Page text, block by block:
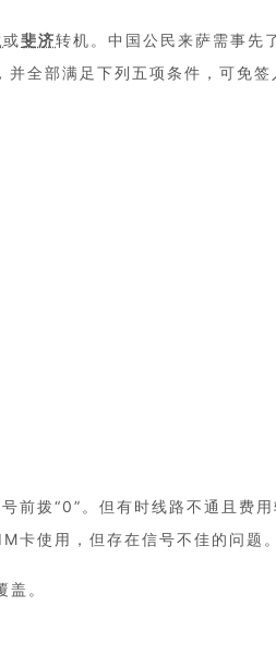
或斐济转机。中国公民来萨需事先
并全部满足下列五项条件，可免签
前拨“0”。但有时线路不通且费用
卡使用，但存在信号不佳的问题。
。